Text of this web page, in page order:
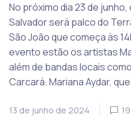
No próximo dia 23 de
Salvador será palco do
São João que começa às
evento estão os artistas
além de bandas locais
Carcará. Mariana Aydar,
13 de junho de 2024 19